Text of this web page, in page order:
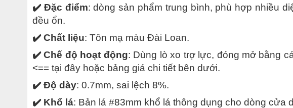
✔️ Đặc điểm: dòng sản phẩm trung bình, phù hợp nhiều
đều ổn.
✔️ Chất liệu: Tôn mạ màu Đài Loan.
✔️Chế độ hoạt động: Dùng lò xo trợ lực, đóng mở bằng
<== tại đây hoặc bảng giá chi tiết bên dưới.
✔️ Độ dày: 0.7mm, sai lệch 8%.
✔️ Khổ lá: Bản lá #83mm khổ lá thông dụng cho dòng cửa